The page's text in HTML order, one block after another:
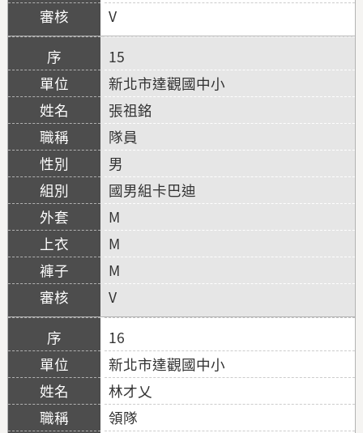
V
15
新北市達觀國中小
張祖銘
隊員
男
國男組卡巴迪
M
M
M
V
16
新北市達觀國中小
林才乂
領隊